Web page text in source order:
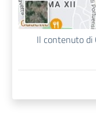
Il contenuto di